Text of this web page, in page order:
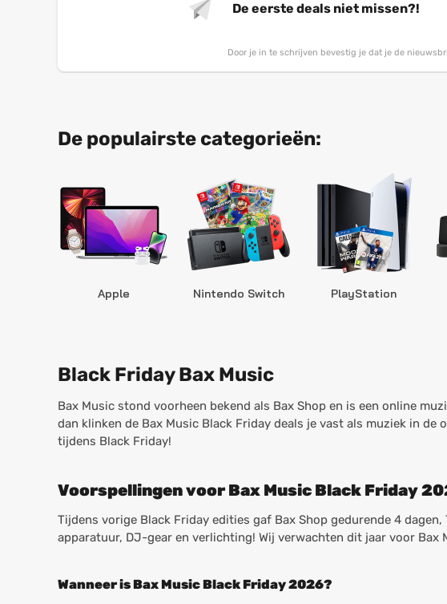
De eerste deals niet missen?!
Door je in te schrijven bevestig je dat je de
De populairste categorieën:
Apple Nintendo Switch PlayStation
Black Friday Bax Music
Bax Music stond voorheen bekend als Bax Shop en is een online
dan klinken de Bax Music Black Friday deals je vast als muziek in
tijdens Black Friday!
Voorspellingen voor Bax Music Black Friday
Tijdens vorige Black Friday edities gaf Bax Shop gedurende 4
apparatuur, DJ-gear en verlichting! Wij verwachten dit jaar voor Bax
Wanneer is Bax Music Black Friday 2026?